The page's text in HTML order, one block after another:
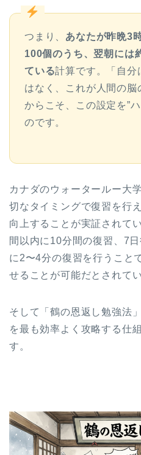
つまり、 あなたが昨晩3
100個のうち、翌朝には
ている計算です。「自分
はなく、これが人間の
からこそ、この設定を”
のです。
カナダのウォータールー大
切なタイミングで復習を行
向上することが実証されて
間以内に10分間の復習、7
に2〜4分の復習を行うこと
せることが可能だとされてい
そして「鶴の恩返し勉強法
を最も効率よく攻略する仕
す。